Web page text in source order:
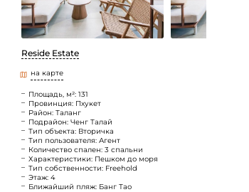
Reside Estate
на карте
Площадь, м²: 131
Провинция: Пхукет
Район: Таланг
Подрайон: Ченг Талай
Тип объекта: Вторичка
Тип пользователя: Агент
Количество спален: 3 спальни
Характеристики: Пешком до моря
Тип собственности: Freehold
Этаж: 4
Ближайший пляж: Банг Тао